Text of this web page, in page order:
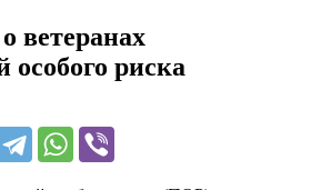
ветеранах
особого риска